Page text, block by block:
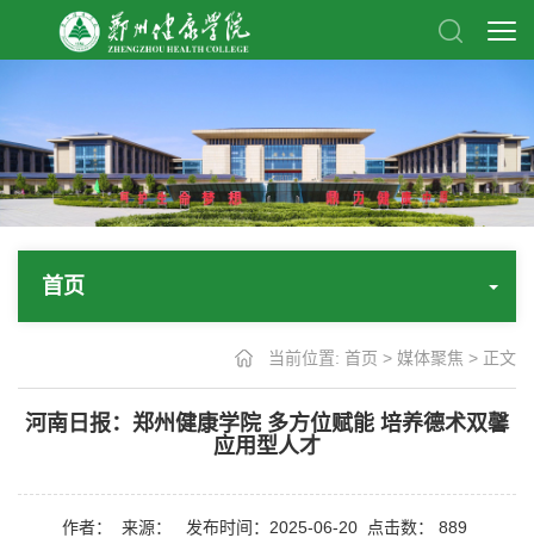
首页
当前位置: 首页 > 媒体聚焦 > 正文
河南日报：郑州健康学院 多方位赋能 培养德术双馨
应用型人才
作者： 来源： 发布时间：2025-06-20 点击数： 889